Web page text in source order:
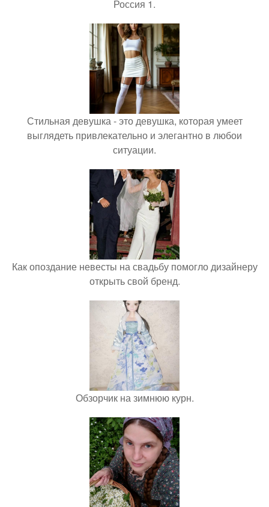
Россия 1.
Стильная девушка - это девушка, которая умеет
выглядеть привлекательно и элегантно в любои
ситуации.
Как опоздание невесты на свадьбу помогло дизайнеру
открыть свой бренд.
Обзорчик на зимнюю курн.